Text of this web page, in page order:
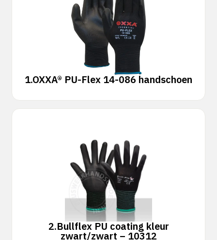
1.OXXA® PU-Flex 14-086 handschoen
2.Bullflex PU coating kleur
zwart/zwart – 10312